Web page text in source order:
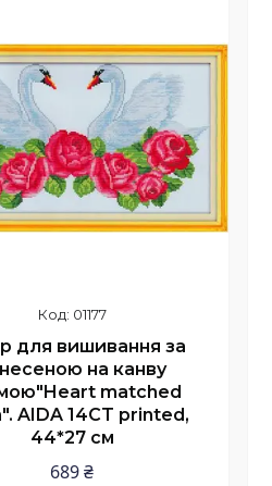
01177
для вишивання за
на канву
matched
AIDA 14CT printed,
44*27 см
689 ₴